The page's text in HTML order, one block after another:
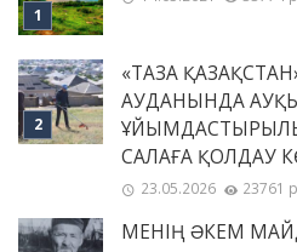
«ТАЗА
АУДАНЫНДА
САЛАҒА ҚОЛДАУ
23.05.2026 23761
МЕНІҢ ƏКЕМ